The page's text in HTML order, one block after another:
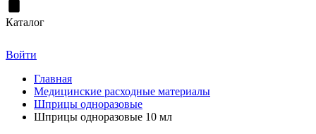
Каталог
Войти
Главная
Медицинские расходные материалы
Шприцы одноразовые
Шприцы одноразовые 10 мл